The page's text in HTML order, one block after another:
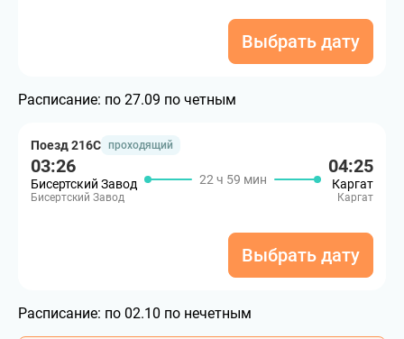
Выбрать дату
Расписание: по 27.09 по четным
Поезд 216С проходящий
03:26
Бисертский Завод
Бисертский Завод
22 ч 59 мин
04:25
Каргат
Каргат
Выбрать дату
Расписание: по 02.10 по нечетным